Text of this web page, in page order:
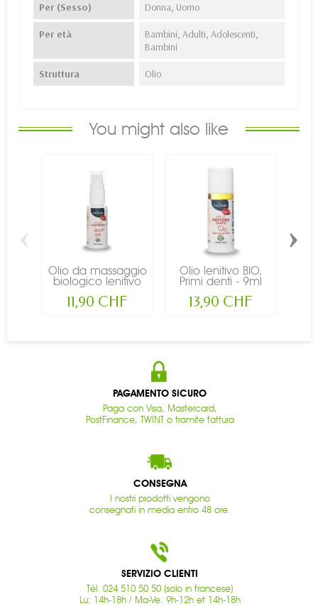
Per (Sesso) Donna, Uomo
Per età
Bambini, Adulti, Adolescenti,
Bambini
Struttura Olio
You might also like
Olio da massaggio
biologico lenitivo
11,90 CHF
Olio lenitivo BIO,
Primi denti - 9ml
13,90 CHF
‹ ›
PAGAMENTO SICURO
Paga con Visa, Mastercard,
PostFinance, TWINT o tramite fattura
CONSEGNA
I nostri prodotti vengono
consegnati in media entro 48 ore.
SERVIZIO CLIENTI
Tél. 024 510 50 50 (solo in francese)
Lu: 14h-18h / Ma-Ve: 9h-12h et 14h-18h